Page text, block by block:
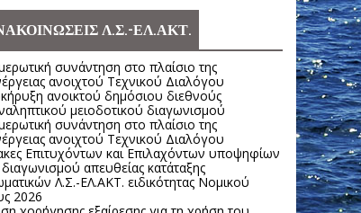
Λ.Σ.-ΕΛ.ΑΚΤ.
συνάντηση στο πλαίσιο της
ανοιχτού Τεχνικού Διαλόγου
ανοικτού δημόσιου διεθνούς
μειοδοτικού διαγωνισμού
συνάντηση στο πλαίσιο της
ανοιχτού Τεχνικού Διαλόγου
Επιτυχόντων και Επιλαχόντων υποψηφίων
απευθείας κατάταξης
Λ.Σ.-ΕΛ.ΑΚΤ. ειδικότητας Νομικού
2026